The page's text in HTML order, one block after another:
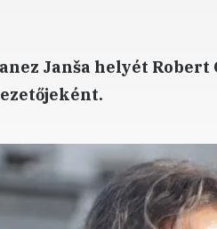
Janša helyét